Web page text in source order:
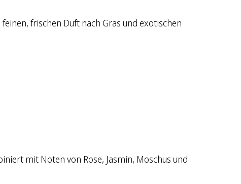
frischen Duft nach Gras und exotischen
mit Noten von Rose, Jasmin, Moschus und